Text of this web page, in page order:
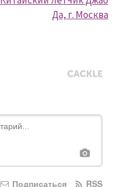
Да, г. Москва
RSS
Подписаться